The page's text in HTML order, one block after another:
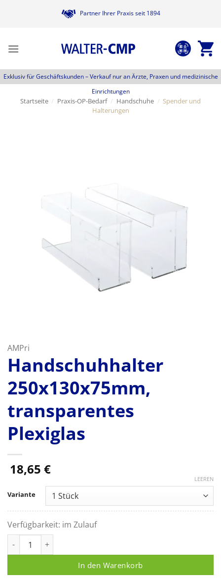
Partner Ihrer Praxis seit 1894
Exklusiv für Geschäftskunden –Verkauf nur an Ärzte, Praxen und medizinische
Einrichtungen
Startseite / Praxis-OP-Bedarf / Handschuhe / Spender und
Halterungen
AMPri
Handschuhhalter
250x130x75mm,
transparentes
Plexiglas
18,65 €
Variante
LEEREN
Verfügbarkeit: im Zulauf
In den Warenkorb